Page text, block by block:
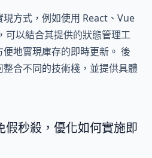
方式，例如使用 React、Vue
可以結合其提供的狀態管理工
地實現庫存的即時更新。 後
合不同的技術棧，並提供具體
假秒殺，優化如何實施即